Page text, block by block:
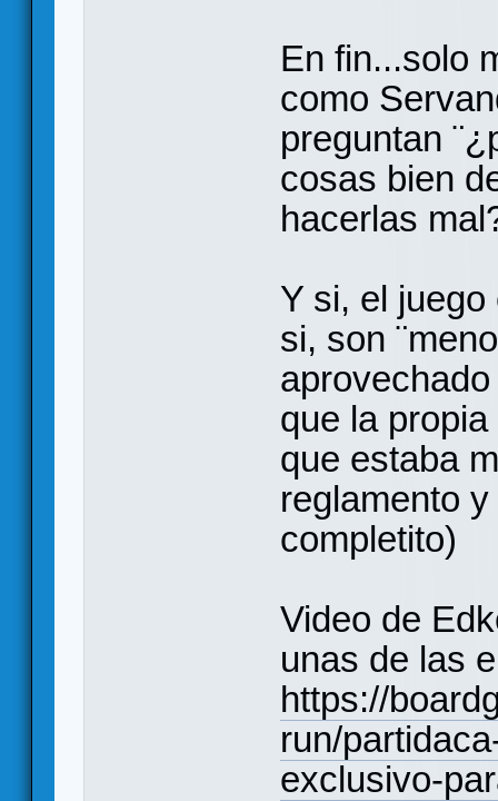
En fin...solo
como
preguntan
cosas bien
hacerlas
Y si, el
si, son
que la
que estaba
reglamento
completito)
Video de
unas de las
https://
run/
exclusivo-